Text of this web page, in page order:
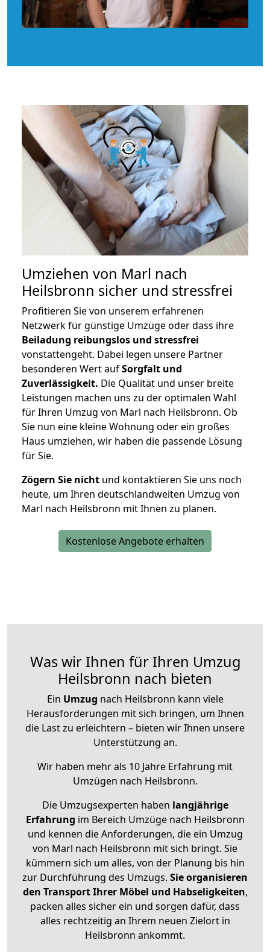
Umziehen von Marl nach
Heilsbronn sicher und stressfrei
Profitieren Sie von unserem erfahrenen
Netzwerk für günstige Umzüge oder dass ihre
Beiladung reibungslos und stressfrei
vonstattengeht. Dabei legen unsere Partner
besonderen Wert aufSorgfalt und
Zuverlässigkeit. Die Qualität und unser breite
Leistungen machen uns zu der optimalen Wahl
für Ihren Umzug von Marl nach Heilsbronn. Ob
Sie nun eine kleine Wohnung oder ein großes
Haus umziehen, wir haben die passende Lösung
für Sie.
Zögern Sie nicht und kontaktieren Sie uns noch
heute, um Ihren deutschlandweiten Umzug von
Marl nach Heilsbronn mit Ihnen zu planen.
Kostenlose Angebote erhalten
Was wir Ihnen für Ihren Umzug
Heilsbronn nach bieten
Ein Umzug nach Heilsbronn kann viele
Herausforderungen mit sich bringen, um Ihnen
die Last zu erleichtern – bieten wir Ihnen unsere
Unterstützung an.
Wir haben mehr als 10 Jahre Erfahrung mit
Umzügen nach Heilsbronn.
Die Umzugsexperten haben langjährige
Erfahrung im Bereich Umzüge nach Heilsbronn
und kennen die Anforderungen, die ein Umzug
von Marl nach Heilsbronn mit sich bringt. Sie
kümmern sich um alles, von der Planung bis hin
zur Durchführung des Umzugs. Sie organisieren
den Transport Ihrer Möbel und Habseligkeiten,
packen alles sicher ein und sorgen dafür, dass
alles rechtzeitig an Ihrem neuen Zielort in
Heilsbronn ankommt.